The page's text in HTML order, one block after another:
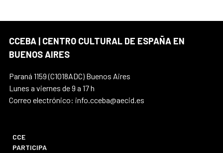
CCEBA | CENTRO CULTURAL DE ESPAÑA EN
BUENOS AIRES
Paraná 1159 (C1018ADC) Buenos Aires
Lunes a viernes de 9 a 17 h
Correo electrónico: info.cceba@aecid.es
CCE
PARTICIPA